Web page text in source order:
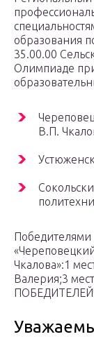
образования
35.00.00
Олимпиаде
В.П.
Чкалова»:1
Валерия;3